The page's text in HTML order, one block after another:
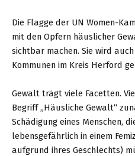
Die Flagge der UN Women-
mit den Opfern häuslicher
sichtbar machen. Sie wird
Kommunen im Kreis Herford
Gewalt trägt viele Facetten.
Begriff „Häusliche Gewalt“
Schädigung eines Menschen,
lebensgefährlich in einem
aufgrund ihres Geschlechts)